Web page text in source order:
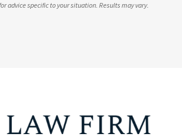
advice specific to your situation. Results may vary.